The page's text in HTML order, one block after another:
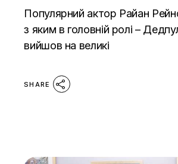
Популярний актор Райан
з яким в головній ролі –
вийшов на великі
SHARE